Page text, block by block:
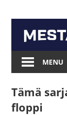
content
Mesta.net
MENU
Tämä
floppi